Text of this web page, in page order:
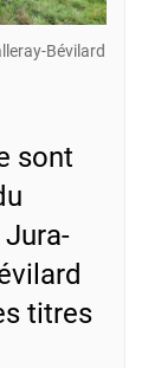
Bévilard
sont
titres